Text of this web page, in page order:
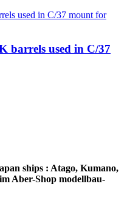
barrels used in C/37
ships : Atago, Kumano,
Aber-Shop modellbau-